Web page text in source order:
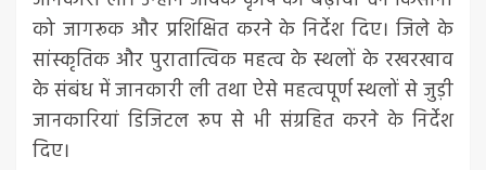
को जागरूक और प्रशिक्षित करने के निर्देश दिए। जिले के
सांस्कृतिक और पुरातात्विक महत्व के स्थलों के रखरखाव
के संबंध में जानकारी ली तथा ऐसे महत्वपूर्ण स्थलों से जुड़ी
जानकारियां डिजिटल रूप से भी संग्रहित करने के निर्देश
दिए।